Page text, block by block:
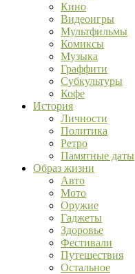
Кино
Видеоигры
Мультфильмы
Комиксы
Музыка
Граффити
Субкультуры
Кофе
История
Личности
Политика
Ретро
Памятные даты
Образ жизни
Авто
Мото
Оружие
Гаджеты
Здоровье
Фестивали
Путешествия
Остальное